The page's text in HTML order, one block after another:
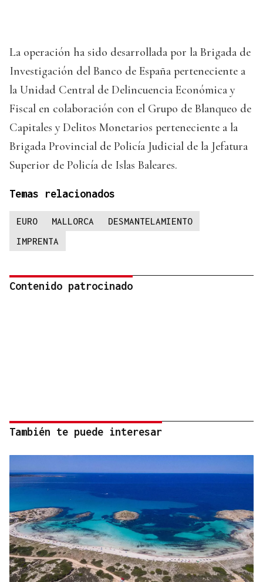
La operación ha sido desarrollada por la Brigada de
Investigación del Banco de España perteneciente a
la Unidad Central de Delincuencia Económica y
Fiscal en colaboración con el Grupo de Blanqueo de
Capitales y Delitos Monetarios perteneciente a la
Brigada Provincial de Policía Judicial de la Jefatura
Superior de Policía de Islas Baleares.
Temas relacionados
EURO MALLORCA
DESMANTELAMIENTO
IMPRENTA
Contenido patrocinado
También te puede interesar